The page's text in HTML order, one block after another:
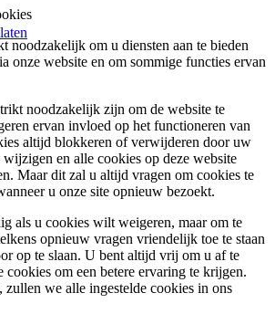
noodzakelijk om u diensten aan te bieden
onze website en om sommige functies ervan
noodzakelijk zijn om de website te
ervan invloed op het functioneren van
altijd blokkeren of verwijderen door uw
en alle cookies op deze website
Maar dit zal u altijd vragen om cookies te
u onze site opnieuw bezoekt.
als u cookies wilt weigeren, maar om te
opnieuw vragen vriendelijk toe te staan
op te slaan. U bent altijd vrij om u af te
cookies om een betere ervaring te krijgen.
we alle ingestelde cookies in ons